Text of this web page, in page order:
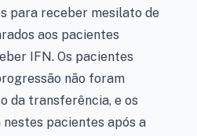
para receber mesilato de
aos pacientes
IFN. Os pacientes
não foram
da transferência, e os
pacientes após a